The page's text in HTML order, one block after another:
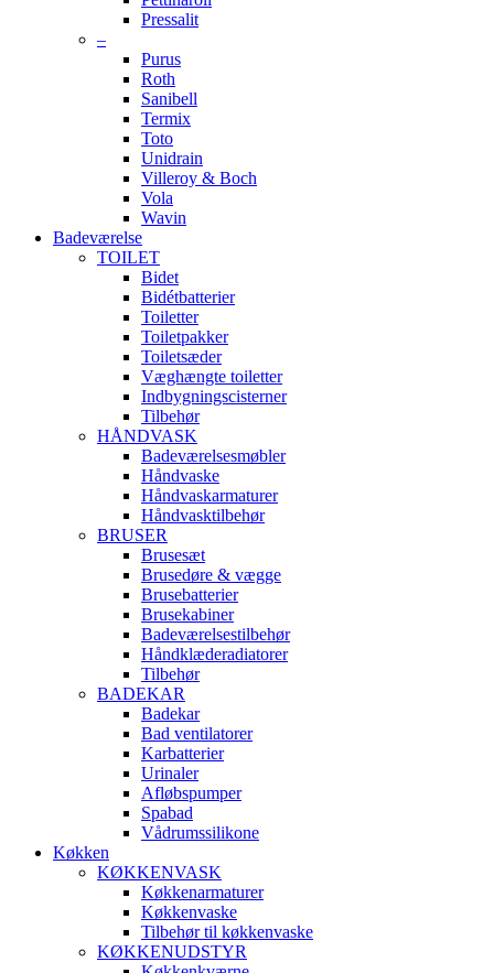
Pressalit
–
Purus
Roth
Sanibell
Termix
Toto
Unidrain
Villeroy & Boch
Vola
Wavin
Badeværelse
TOILET
Bidet
Bidétbatterier
Toiletter
Toiletpakker
Toiletsæder
Væghængte toiletter
Indbygningscisterner
Tilbehør
HÅNDVASK
Badeværelsesmøbler
Håndvaske
Håndvaskarmaturer
Håndvasktilbehør
BRUSER
Brusesæt
Brusedøre & vægge
Brusebatterier
Brusekabiner
Badeværelsestilbehør
Håndklæderadiatorer
Tilbehør
BADEKAR
Badekar
Bad ventilatorer
Karbatterier
Urinaler
Afløbspumper
Spabad
Vådrumssilikone
Køkken
KØKKENVASK
Køkkenarmaturer
Køkkenvaske
Tilbehør til køkkenvaske
KØKKENUDSTYR